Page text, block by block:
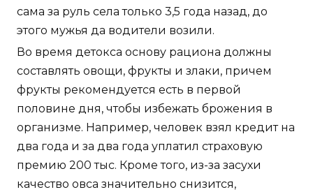
сама за руль села только 3,5 года назад, до
этого мужья да водители возили.
Во время детокса основу рациона должны
составлять овощи, фрукты и злаки, причем
фрукты рекомендуется есть в первой
половине дня, чтобы избежать брожения в
организме. Например, человек взял кредит на
два года и за два года уплатил страховую
премию 200 тыс. Кроме того, из-за засухи
качество овса значительно снизится,